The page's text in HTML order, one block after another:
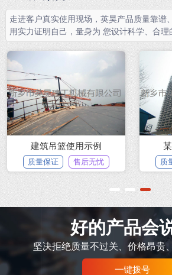
走进客户真实使用现场，英昊产品质量靠谱
用实力证明自己，量身为 您设计科学、合理
建筑吊篮使用示例
质量保证 售后无忧 质
1 2 3
好的产品会
坚决拒绝质量不过关、价格昂贵
一键拨号